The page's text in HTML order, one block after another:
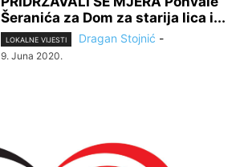
Šeranića za Dom za starija lica i...
LOKALNE VIJESTI Dragan Stojnić -
9. Juna 2020.